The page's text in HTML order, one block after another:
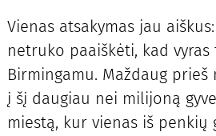
Vienas atsakymas jau
netruko paaiškėti, kad
Birmingamu. Maždaug
į šį daugiau nei milijoną
miestą, kur vienas iš penkių